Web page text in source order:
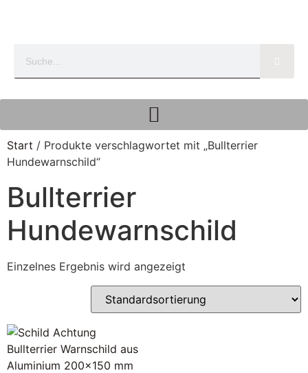
Start / Produkte verschlagwortet mit „Bullterrier
Hundewarnschild“
Bullterrier
Hundewarnschild
Einzelnes Ergebnis wird angezeigt